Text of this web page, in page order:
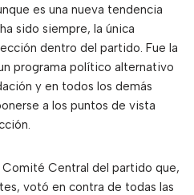
es una nueva tendencia
sido siempre, la única
dentro del partido. Fue la
programa político alternativo
y en todos los demás
a los puntos de vista
Comité Central del partido que,
votó en contra de todas las